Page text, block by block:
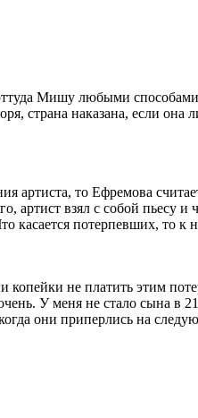
Мишу любыми
страна наказана, если она
артиста, то Ефремова
артист взял с собой
касается потерпевших, то
копейки не платить этим
У меня не стало сына
они приперлись на